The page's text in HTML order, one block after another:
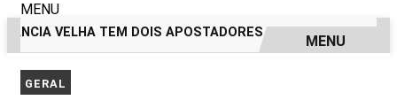
MENU
VELHA TEM DOIS APOSTADORES GANHADORES DE
EM ALTA
MENU
GERAL